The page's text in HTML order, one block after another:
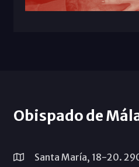
Obispado de
Santa María, 18-20.